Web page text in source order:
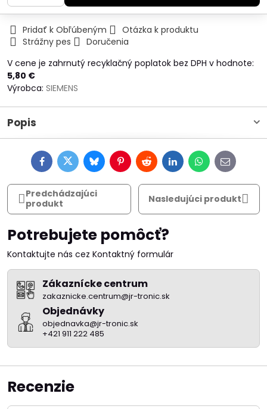
Pridať k Obľúbeným
Otázka k produktu
Strážny pes
Doručenia
V cene je zahrnutý recyklačný poplatok bez DPH v hodnote:
5,80 €
Výrobca: SIEMENS
Popis
FacebookTwitterBlueskyPinterestRedditLinkedInWhatsApp
E-
mail
Predchádzajúci
produkt
Nasledujúci produkt
Potrebujete pomôcť?
Kontaktujte nás cez Kontaktný formulár
Zákaznícke centrum
zakaznicke.centrum@jr-tronic.sk
Objednávky
objednavka@jr-tronic.sk
+421 911 222 485
Recenzie